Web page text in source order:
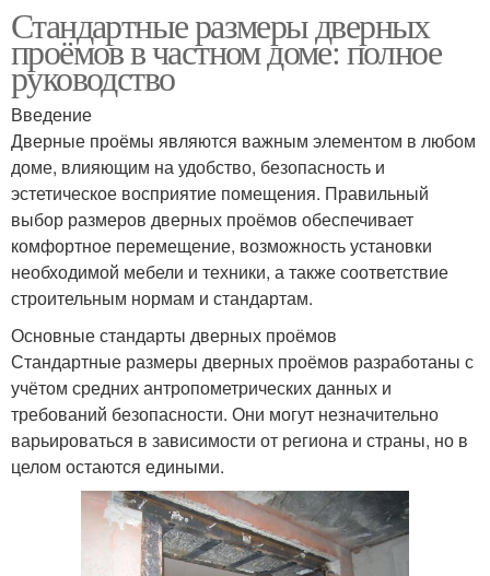
Стандартные размеры дверных
проёмов в частном доме: полное
руководство
Введение
Дверные проёмы являются важным элементом в любом
доме, влияющим на удобство, безопасность и
эстетическое восприятие помещения. Правильный
выбор размеров дверных проёмов обеспечивает
комфортное перемещение, возможность установки
необходимой мебели и техники, а также соответствие
строительным нормам и стандартам.
Основные стандарты дверных проёмов
Стандартные размеры дверных проёмов разработаны с
учётом средних антропометрических данных и
требований безопасности. Они могут незначительно
варьироваться в зависимости от региона и страны, но в
целом остаются едиными.